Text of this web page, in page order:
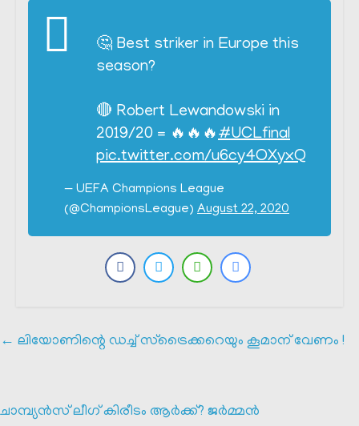
🤔 Best striker in Europe this
season?
🔴 Robert Lewandowski in
2019/20 = 🔥🔥🔥#UCLfinal
pic.twitter.com/u6cy4OXyxQ
— UEFA Champions League
(@ChampionsLeague) August 22, 2020
← ലിയോണിന്റെ ഡച്ച് സ്‌ട്രൈക്കറെയും കൂമാന് വേണം !
ചാമ്പ്യൻസ് ലീഗ് കിരീടം ആർക്ക്? ജർമ്മൻ